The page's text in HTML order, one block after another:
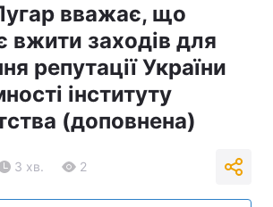
вважає, що
вжити заходів для
репутації України
інституту
(доповнена)
3 хв. 2